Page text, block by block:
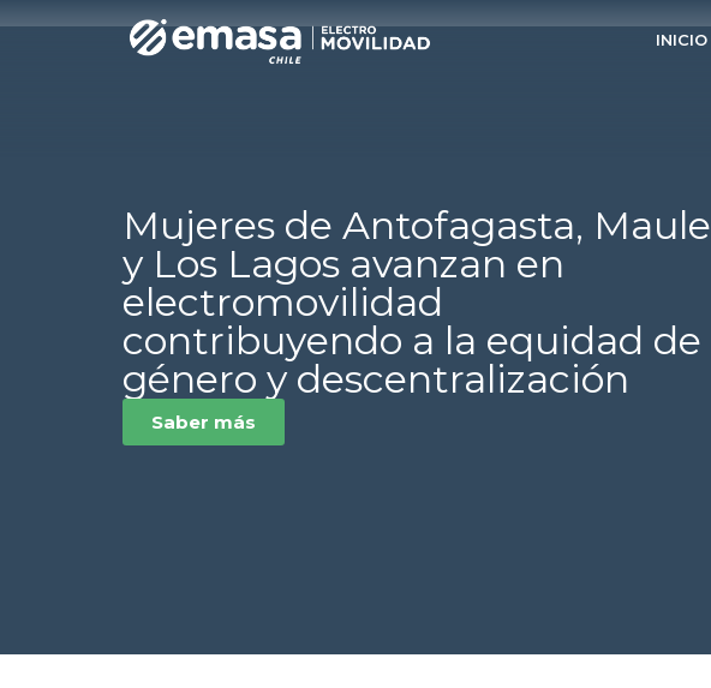
INICIO
Mujeres de Antofagasta, Maule
y Los Lagos avanzan en
electromovilidad
contribuyendo a la equidad de
género y descentralización
Saber más